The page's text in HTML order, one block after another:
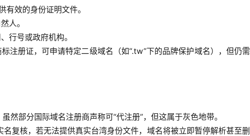
有效的身份证明文件。
人。
行号或政府机构。
注册证，可申请特定二级域名（如“.tw”下的品牌保护域名），但仍需
然部分国际域名注册商声称可“代注册”，但这属于灰色地带。
复核，若无法提供真实台湾身份文件，域名将被立即暂停解析甚至删